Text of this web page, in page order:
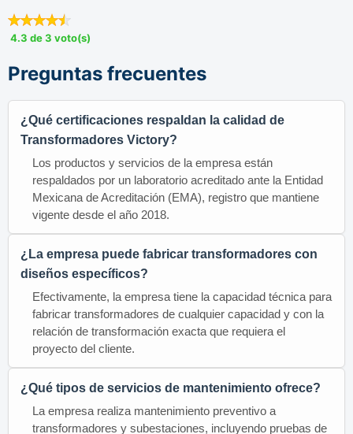
4.3 de 3 voto(s)
Preguntas frecuentes
¿Qué certificaciones respaldan la calidad de
Transformadores Victory?
Los productos y servicios de la empresa están
respaldados por un laboratorio acreditado ante la Entidad
Mexicana de Acreditación (EMA), registro que mantiene
vigente desde el año 2018.
¿La empresa puede fabricar transformadores con
diseños específicos?
Efectivamente, la empresa tiene la capacidad técnica para
fabricar transformadores de cualquier capacidad y con la
relación de transformación exacta que requiera el
proyecto del cliente.
¿Qué tipos de servicios de mantenimiento ofrece?
La empresa realiza mantenimiento preventivo a
transformadores y subestaciones, incluyendo pruebas de